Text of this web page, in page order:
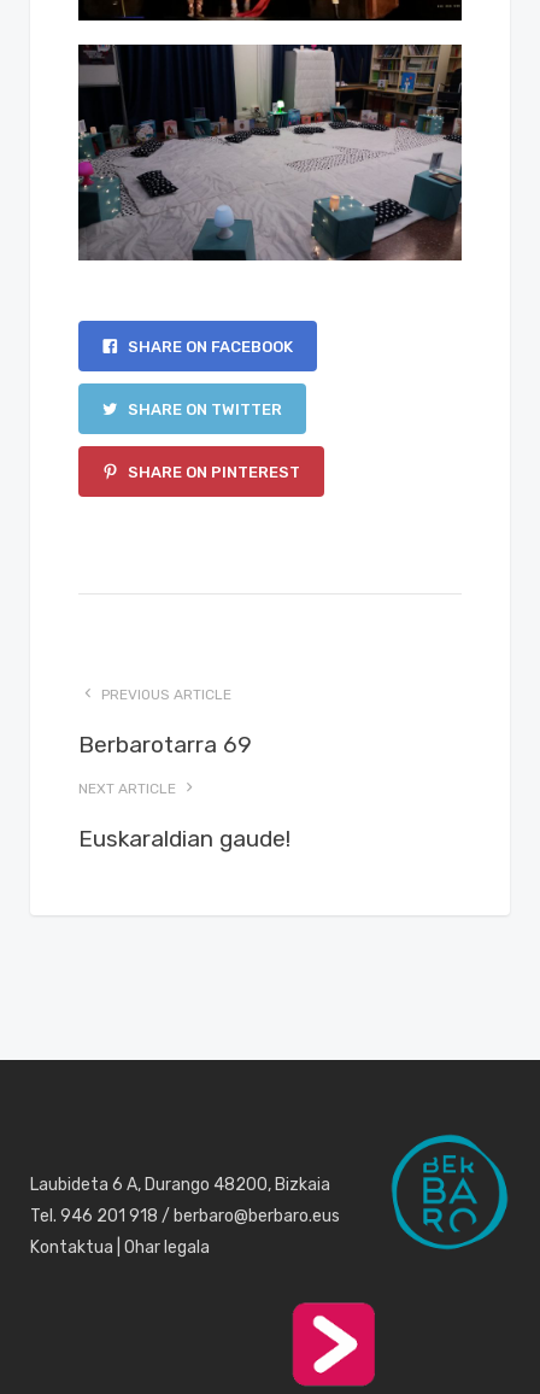
SHARE ON FACEBOOK
SHARE ON TWITTER
SHARE ON PINTEREST
PREVIOUS ARTICLE
Berbarotarra 69
NEXT ARTICLE
Euskaraldian gaude!
Laubideta 6 A, Durango 48200, Bizkaia
Tel. 946 201 918 / berbaro@berbaro.eus
Kontaktua Ohar legala